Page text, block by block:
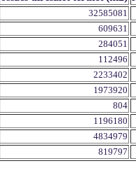
32585081
609631
284051
112496
2233402
1973920
804
1196180
4834979
819797